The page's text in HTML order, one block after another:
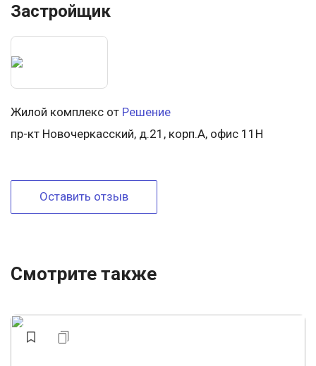
Застройщик
Жилой комплекс от Решение
пр-кт Новочеркасский, д.21, корп.А, офис 11Н
Оставить отзыв
Смотрите также